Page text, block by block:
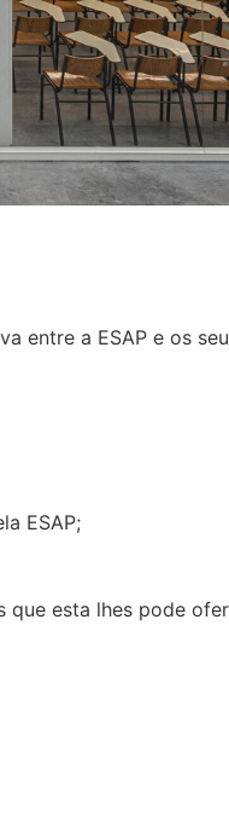
entre a ESAP e os
ESAP;
que esta lhes pode